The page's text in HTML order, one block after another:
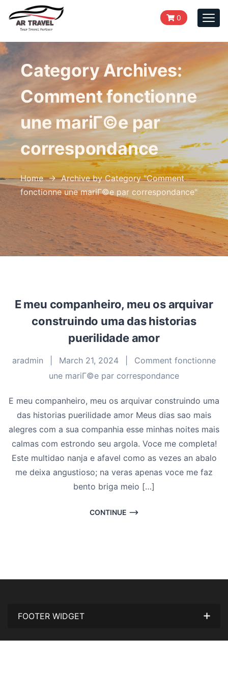
0
Category Archives:
Comment fonctionne
une mariГ©e par
correspondance
Home→Archive by Category "Comment
fonctionne une mariГ©e par correspondance"
E meu companheiro, meu os arquivar
construindo uma das historias
puerilidade amor
aradmin March 21, 2024
Comment fonctionne
une mariГ©e par correspondance
E meu companheiro, meu os arquivar construindo uma
das historias puerilidade amor Meus dias sao mais
alegres com a sua companhia esse minhas noites mais
calmas com estrondo seu argola. Voce me completa!
Este multidao nanja e afavel como as vezes an abalo
me deixa angustioso; na veras apenas voce me faz
bento briga meio […]
CONTINUE
FOOTER WIDGET